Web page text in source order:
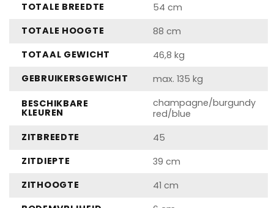
TOTALE BREEDTE
54 cm
TOTALE HOOGTE
88 cm
TOTAAL GEWICHT
46,8 kg
GEBRUIKERSGEWICHT
max. 135 kg
BESCHIKBARE
KLEUREN
champagne/burgundy
red/blue
ZITBREEDTE
45
ZITDIEPTE
39 cm
ZITHOOGTE
41 cm